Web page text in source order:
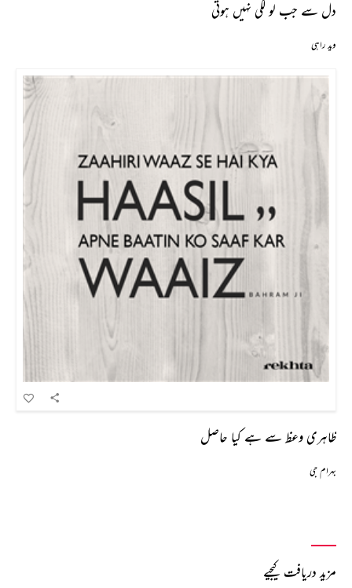
دل سے جب لو لگی نہیں ہوتی
وید راہی
ظاہری وعظ سے ہے کیا حاصل
بہرام جی
مزید دریافت کیجیے